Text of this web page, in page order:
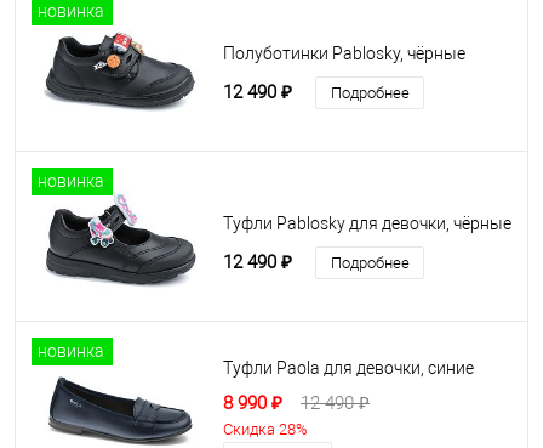
новинка
Полуботинки Pablosky, чёрные
12 490 ₽ Подробнее
новинка
Туфли Pablosky для девочки, чёрные
12 490 ₽ Подробнее
новинка
Туфли Paola для девочки, синие
8 990 ₽ 12 490 ₽
Скидка 28%